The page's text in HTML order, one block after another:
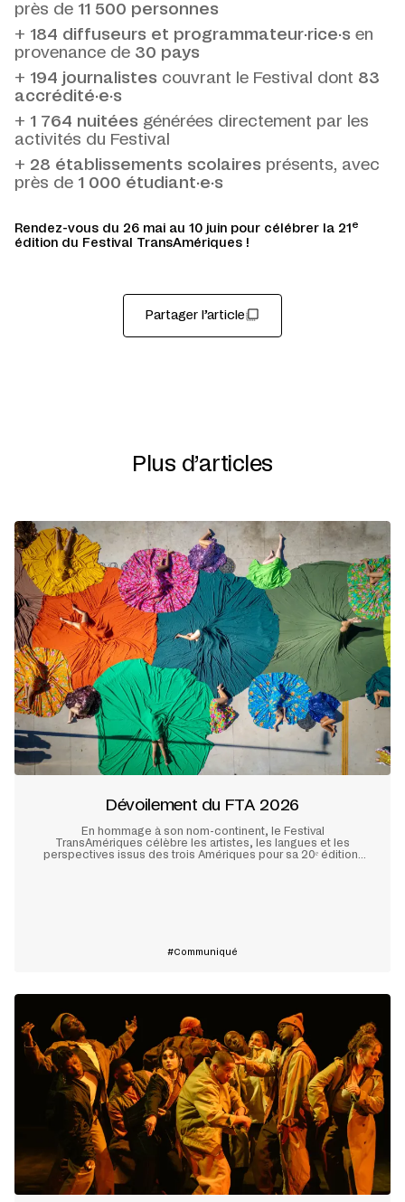
près de 11 500 personnes
+ 184 diffuseurs et programmateur·rice·s en
provenance de 30 pays
+ 194 journalistes couvrant le Festival dont 83
accrédité·e·s
+ 1 764 nuitées générées directement par les
activités du Festival
+ 28 établissements scolaires présents, avec
près de 1 000 étudiant·e·s
Rendez-vous du 26 mai au 10 juin pour célébrer la 21 e
édition du Festival TransAmériques !
Partager l’article
Plus d’articles
Dévoilement du FTA 2026
En hommage à son nom-continent, le Festival
TransAmériques célèbre les artistes, les langues et les
perspectives issus des trois Amériques pour sa 20ᵉ édition,
Communiqué